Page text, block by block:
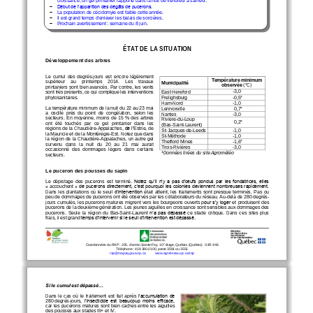
Coordonnées du RAP : 200, chemin Sainte-Foy, 10 e étage, Québec (Québec)
G1R 4X6
Téléphone : 418 380-2100, poste 3581 ou 3551
rap@mapaq.gouv.qc.ca
www.agrireseau.qc.ca/rap
Début de l’apparition des dégâts de pucerons.
La population de cécidomyie est faible cette année.
Il est grand temps d'enlever les balais de sorcières
Prochain avertissement : semaine du 8 juin.
ÉTAT DE LA SITUATION
Développement des arbres
Le cumul  des  degrés- jours  est encore  légèrement
supérieur    au    printemps    2014.
Les    travaux
printaniers sont bien avancés. Par contre, les vents
sont très présents, ce qui complique les interventions
phytosanitaires.
L a température minimum de la nuit du 22 au 23 mai
a oscillé  près  du  point  de  congélation,  selon  les
secteurs.
En  moyenne,  moins  de 15 %  des  arbres
ont  été  touchés  par  ce  gel  printanier  dans  les
régions de la Chaudière- Appalaches, de l’Estrie, de
la Mauricie et de la Montérégie- Est. Notez que dans
la région de la Chaudière- Appalaches, un autre gel
survenu
dans   la   nuit   du
20   au   21   mai   aurait
occasionné
des  dommages  légers  dans  certains
secteurs.
Le puceron des pousses du sapin
Le  dépistage  des  pucerons  est  terminé.
Notez qu’il n’y a pas d’œufs pondus par les fondatrices, elles
« accouchent » de pucerons directement, c’est pourquoi les colonies deviennent nombreuses rapidement.
Dans  les  plantations  où  le seuil d’intervention était  atteint,  les  traitements  sont  presque  terminés.
Pas  ou
peu de dommages de pucerons ont été observés par les collaborateurs du réseau. Au- delà de 280 degrés
jours cumulés,  les  pucerons  matures migrent  vers  les  bourgeons  ouverts  pour s’y loger et  produisent  des
pucerons de la deuxième génération. L es jeunes aiguilles en croissance sont sensibles aux dommages des
pucerons.
Seule la  région  du Bas- Saint- Laurent n’a pas dépassé ce stade  critique.  Dans  ces  sites  plus
frais, il est grand temps d’intervenir si le seuil d'intervention est dépassé.
Municipalité
Température minimum
observée (°C)
East Hereford
-3,0
Frelighsburg
-0,5*
Ham-Nord -1,0
Lennoxville
0,7*
Nantes
-3,0
Rivière-du-Loup
(Bas Saint- Laurent)
0, 2*
St-Jacques-de-Leeds -1,0
St-Méthode -1,0
Thetford Mines
-1,6*
Trois-Rivières -3,0
*Données tirées du site Agrométéo
Si le cumul est dépassé...
Dans  le  cas  où  le  traitement est  fait après l’accumulation de
280 degrés jours,  l’insecticide  est  beaucoup  moins  efficace,
car les pucerons matures sont bien cachés entre les aiguilles
des pousses aux stades III+ et IV.